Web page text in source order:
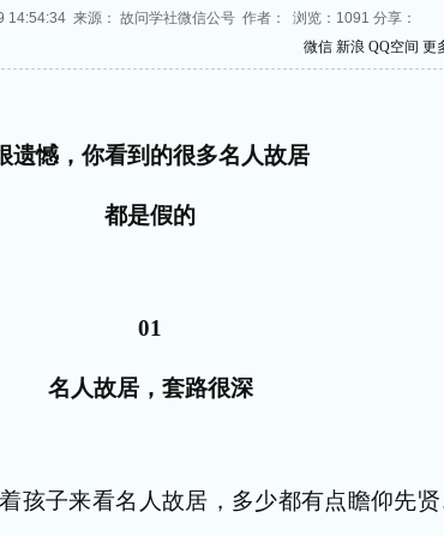
14:54:34 来源： 故问学社微信公号 作者： 浏览： 1091 分享：
微信 新浪 QQ空间 更
遗憾，你看到的很多名人故居
都是假的
01
名人故居，套路很深
子来看名人故居，多少都有点瞻仰先贤